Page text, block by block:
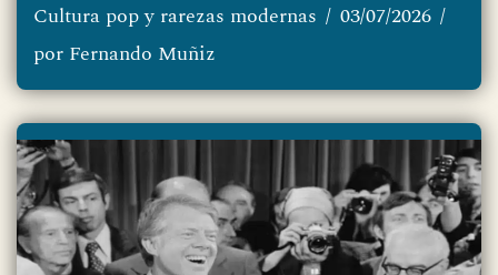
Cultura pop y rarezas modernas
03/07/2026
por Fernando Muñiz